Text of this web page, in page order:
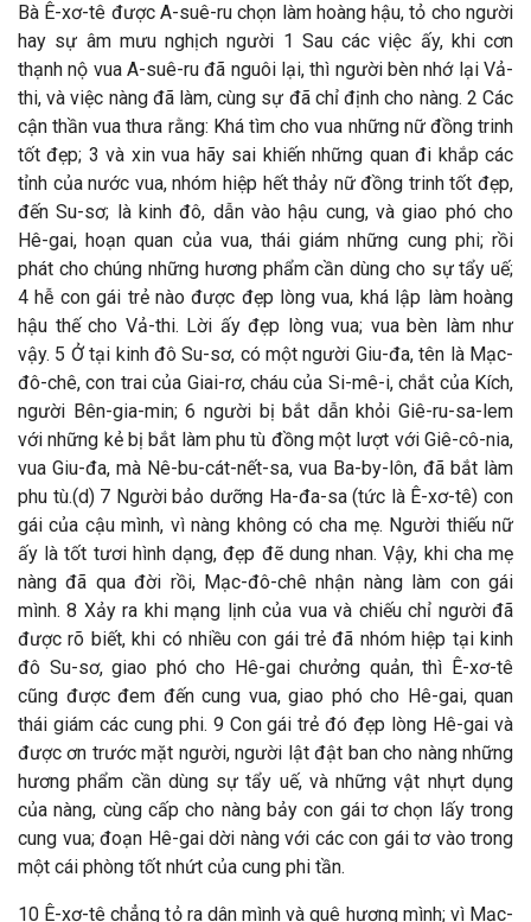
Bà Ê-xơ-tê được A-suê-ru chọn làm hoàng hậu, tỏ cho người
hay sự âm mưu nghịch người 1 Sau các việc ấy, khi cơn
thạnh nộ vua A-suê-ru đã nguôi lại, thì người bèn nhớ lại Vả-
thi, và việc nàng đã làm, cùng sự đã chỉ định cho nàng. 2 Các
cận thần vua thưa rằng: Khá tìm cho vua những nữ đồng trinh
tốt đẹp; 3 và xin vua hãy sai khiến những quan đi khắp các
tỉnh của nước vua, nhóm hiệp hết thảy nữ đồng trinh tốt đẹp,
đến Su-sơ; là kinh đô, dẫn vào hậu cung, và giao phó cho
Hê-gai, hoạn quan của vua, thái giám những cung phi; rồi
phát cho chúng những hương phẩm cần dùng cho sự tẩy uế;
4 hễ con gái trẻ nào được đẹp lòng vua, khá lập làm hoàng
hậu thế cho Vả-thi. Lời ấy đẹp lòng vua; vua bèn làm như
vậy. 5 Ở tại kinh đô Su-sơ, có một người Giu-đa, tên là Mạc-
đô-chê, con trai của Giai-rơ, cháu của Si-mê-i, chắt của Kích,
người Bên-gia-min; 6 người bị bắt dẫn khỏi Giê-ru-sa-lem
với những kẻ bị bắt làm phu tù đồng một lượt với Giê-cô-nia,
vua Giu-đa, mà Nê-bu-cát-nết-sa, vua Ba-by-lôn, đã bắt làm
phu tù.(d) 7 Người bảo dưỡng Ha-đa-sa (tức là Ê-xơ-tê) con
gái của cậu mình, vì nàng không có cha mẹ. Người thiếu nữ
ấy là tốt tươi hình dạng, đẹp đẽ dung nhan. Vậy, khi cha mẹ
nàng đã qua đời rồi, Mạc-đô-chê nhận nàng làm con gái
mình. 8 Xảy ra khi mạng lịnh của vua và chiếu chỉ người đã
được rõ biết, khi có nhiều con gái trẻ đã nhóm hiệp tại kinh
đô Su-sơ, giao phó cho Hê-gai chưởng quản, thì Ê-xơ-tê
cũng được đem đến cung vua, giao phó cho Hê-gai, quan
thái giám các cung phi. 9 Con gái trẻ đó đẹp lòng Hê-gai và
được ơn trước mặt người, người lật đật ban cho nàng những
hương phẩm cần dùng sự tẩy uế, và những vật nhựt dụng
của nàng, cùng cấp cho nàng bảy con gái tơ chọn lấy trong
cung vua; đoạn Hê-gai dời nàng với các con gái tơ vào trong
một cái phòng tốt nhứt của cung phi tần.
10 Ê-xơ-tê chẳng tỏ ra dân mình và quê hương mình; vì Mạc-